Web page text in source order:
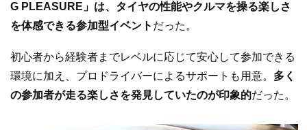
G PLEASURE」は、タイヤの性能やクルマを操る楽しさ
を体感できる参加型イベント だった。
初心者から経験者までレベルに応じて安心して参加できる
環境に加え、プロドライバーによるサポートも用意。 多く
の参加者が走る楽しさを発見していたのが印象的だった。